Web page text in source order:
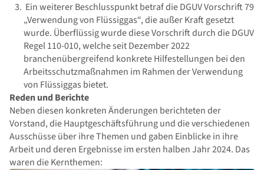
Ein weiterer Beschlusspunkt betraf die DGUV Vorschrift 79
„Verwendung von Flüssiggas“, die außer Kraft gesetzt
wurde. Überflüssig wurde diese Vorschrift durch die DGUV
Regel 110-010, welche seit Dezember 2022
branchenübergreifend konkrete Hilfestellungen bei den
Arbeitsschutzmaßnahmen im Rahmen der Verwendung
von Flüssiggas bietet.
Reden und Berichte
Neben diesen konkreten Änderungen berichteten der
Vorstand, die Hauptgeschäftsführung und die verschiedenen
Ausschüsse über ihre Themen und gaben Einblicke in ihre
Arbeit und deren Ergebnisse im ersten halben Jahr 2024. Das
waren die Kernthemen: